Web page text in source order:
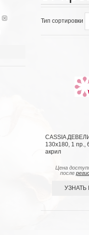
Тип сортировки
CASSIA
130x180, 1 пр.,
акрил
Цена
после
УЗНАТЬ